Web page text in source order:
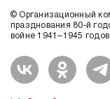
© Организационный
празднования 80-й
войне 1941–1945 годов.